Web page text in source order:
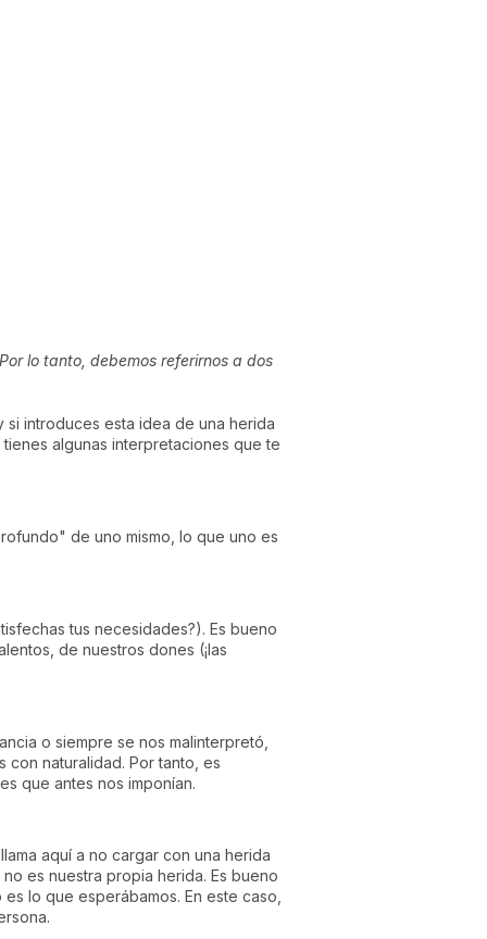
lo tanto, debemos referirnos a dos
si introduces esta idea de una herida
algunas interpretaciones que te
de uno mismo, lo que uno es
tus necesidades?). Es bueno
de nuestros dones (¡las
o siempre se nos malinterpretó,
naturalidad. Por tanto, es
que antes nos imponían.
aquí a no cargar con una herida
es nuestra propia herida. Es bueno
lo que esperábamos. En este caso,